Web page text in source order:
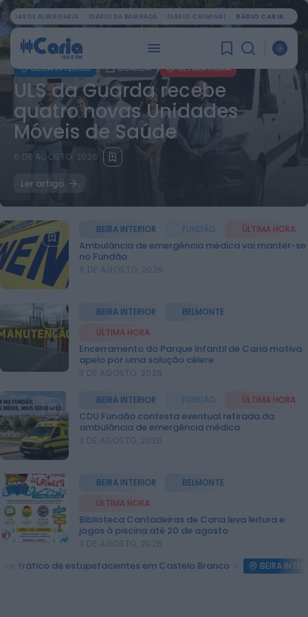
DE ALBERGARIA DIÁRIO DA BAIRRADA DIÁRIO CRIMINAL RÁDIO CARIA
PROCURAR
ÚLTIMA HORA
Vídeo TVC
No Fio Da Navalha
HOJE, 0:43
Mundial FM
Feira de São Mateus bate recorde com
mais de 56 mil visitantes...
Diário Criminal
Megaoperação internacional
desmantela rede de tráfico de pessoas,
droga e armas. Há...
ONTEM, 18:22
Diário Criminal
Perseguição em alto mar termina com
BEIRA INTERIOR GUARDA ÚLTIMA HORA
ULS da Guarda recebe
quatro novas Unidades
Móveis de Saúde
6 DE AGOSTO, 2026
Ler artigo
BEIRA INTERIOR FUNDÃO ÚLTIMA HORA
Ambulância de emergência médica vai manter-se
no Fundão
6 DE AGOSTO, 2026
BEIRA INTERIOR
BELMONTE
ÚLTIMA HORA
Encerramento do Parque Infantil de Caria motiva
apelo por uma solução célere
3 DE AGOSTO, 2026
BEIRA INTERIOR FUNDÃO ÚLTIMA HORA
CDU Fundão contesta eventual retirada da
ambulância de emergência médica
3 DE AGOSTO, 2026
BEIRA INTERIOR
BELMONTE
ÚLTIMA HORA
Biblioteca Cantadeiras de Caria leva leitura e
jogos à piscina até 20 de agosto
3 DE AGOSTO, 2026
em Castelo Branco BEIRA INTERIOR Covilhã assinala Dia